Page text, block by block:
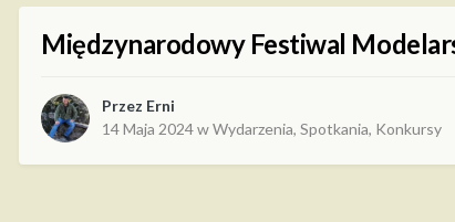
Międzynarodowy Festiwal
Przez Erni
14 Maja 2024wWydarzenia, Spotkania, Konkursy